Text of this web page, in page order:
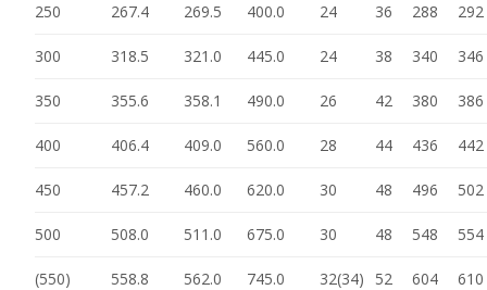
250 267.4 269.5 400.0 24 36 288 292
300 318.5 321.0 445.0 24 38 340 346
350 355.6 358.1 490.0 26 42 380 386
400 406.4 409.0 560.0 28 44 436 442
450 457.2 460.0 620.0 30 48 496 502
500 508.0 511.0 675.0 30 48 548 554
(550) 558.8 562.0 745.0 32(34) 52 604 610